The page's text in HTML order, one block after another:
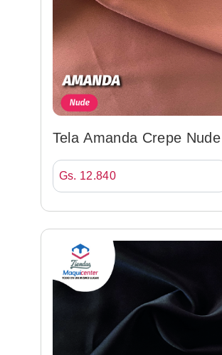
Tela Amanda Crepe Nude
148cm 100%poly
Gs. 12.840